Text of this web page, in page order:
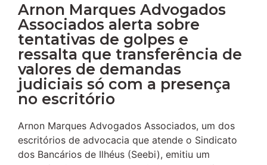
Arnon Marques Advogados
Associados alerta sobre
tentativas de golpes e
ressalta que transferência de
valores de demandas
judiciais só com a presença
no escritório
Arnon Marques Advogados Associados, um dos
escritórios de advocacia que atende o Sindicato
dos Bancários de Ilhéus (Seebi), emitiu um